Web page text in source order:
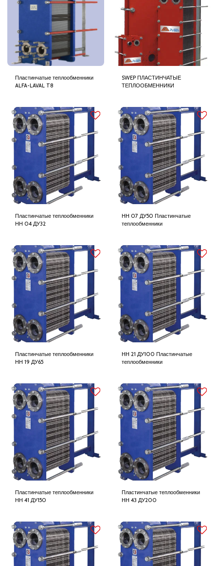
Пластинчатые теплообменники
ALFA-LAVAL T8
SWEP ПЛАСТИНЧАТЫЕ
ТЕПЛООБМЕННИКИ
Пластинчатые теплообменники
НН 04 ДУ32
НН 07 ДУ50 Пластинчатые
теплообменники
Пластинчатые теплообменники
НН 19 ДУ65
НН 21 ДУ100 Пластинчатые
теплообменники
Пластинчатые теплообменники
НН 41 ДУ150
Пластинчатые теплообменники
НН 43 ДУ200